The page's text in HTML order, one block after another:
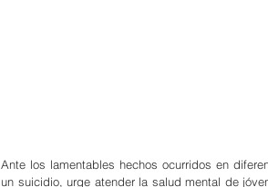
Ante los lamentables hechos ocurridos en
un suicidio, urge atender la salud mental de